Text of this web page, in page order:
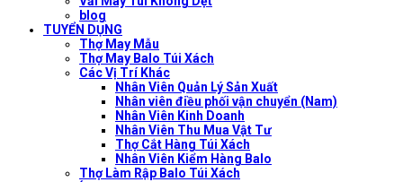
blog
TUYỂN DỤNG
Thợ May Mẫu
Thợ May Balo Túi Xách
Các Vị Trí Khác
Nhân Viên Quản Lý Sản Xuất
Nhân viên điều phối vận chuyển (Nam)
Nhân Viên Kinh Doanh
Nhân Viên Thu Mua Vật Tư
Thợ Cắt Hàng Túi Xách
Nhân Viên Kiểm Hàng Balo
Thợ Làm Rập Balo Túi Xách